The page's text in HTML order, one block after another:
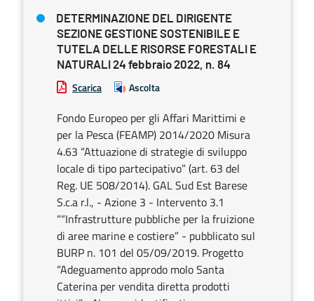
DETERMINAZIONE DEL DIRIGENTE
SEZIONE GESTIONE SOSTENIBILE E
TUTELA DELLE RISORSE FORESTALI E
NATURALI 24 febbraio 2022, n. 84
Scarica Ascolta
Fondo Europeo per gli Affari Marittimi e
per la Pesca (FEAMP) 2014/2020 Misura
4.63 “Attuazione di strategie di sviluppo
locale di tipo partecipativo” (art. 63 del
Reg. UE 508/2014). GAL Sud Est Barese
S.c.a r.l., - Azione 3 - Intervento 3.1
““Infrastrutture pubbliche per la fruizione
di aree marine e costiere” - pubblicato sul
BURP n. 101 del 05/09/2019. Progetto
“Adeguamento approdo molo Santa
Caterina per vendita diretta prodotti